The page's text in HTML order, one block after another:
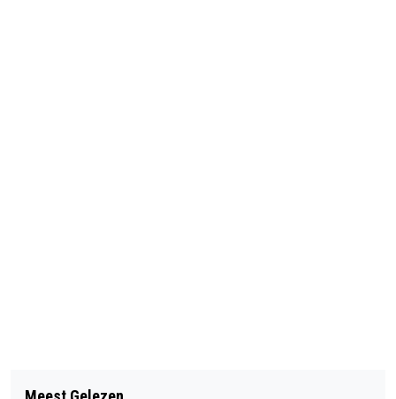
DEEL DIAMANTLAAN AFGESLOTEN